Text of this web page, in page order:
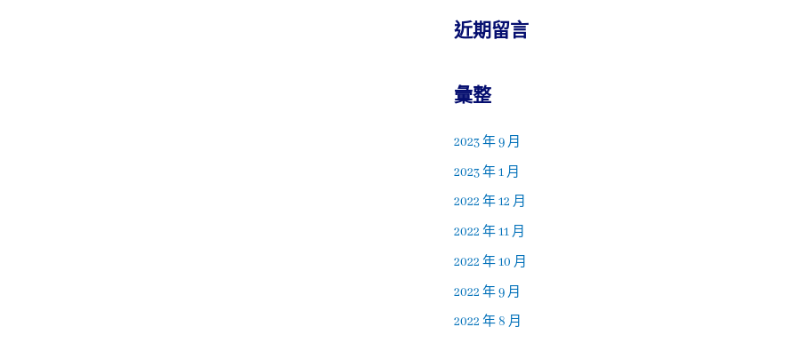
近期留言
彙整
2023 年 9 月
2023 年 1 月
2022 年 12 月
2022 年 11 月
2022 年 10 月
2022 年 9 月
2022 年 8 月